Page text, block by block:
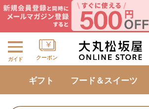
ガイド クーポン
ギフト フード＆スイーツ